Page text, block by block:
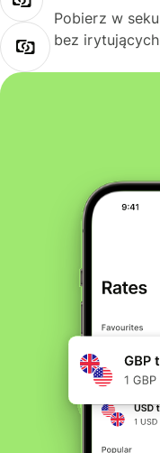
Pobierz w
bez